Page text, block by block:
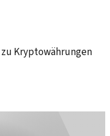
Kryptowährungen